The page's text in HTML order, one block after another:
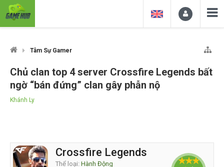
Tâm Sự Gamer
Chủ clan top 4 server Crossfire Legends bất
ngờ “bán đứng” clan gây phẫn nộ
Khánh Ly
Crossfire Legends
Thể loại: Hành Động